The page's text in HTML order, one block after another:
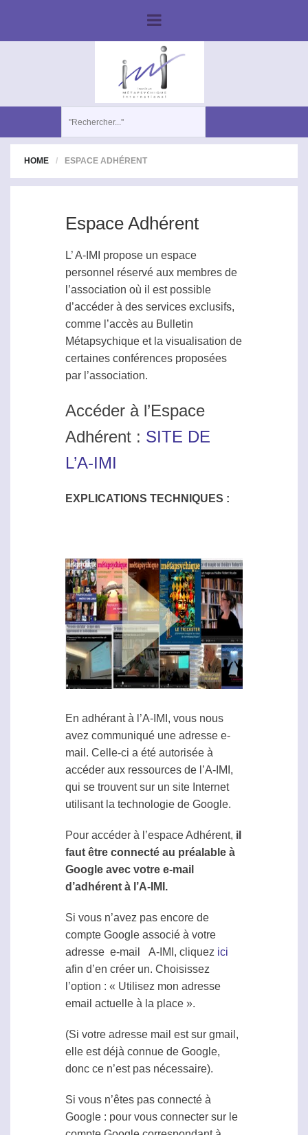
HOME ESPACE ADHÉRENT
Espace Adhérent
L’ A-IMI propose un espace
personnel réservé aux membres de
l’association où il est possible
d’accéder à des services exclusifs,
comme l’accès au Bulletin
Métapsychique et la visualisation de
certaines conférences proposées
par l’association.
Accéder à l’Espace
Adhérent : SITE DE
L’A-IMI
EXPLICATIONS TECHNIQUES :
En adhérant à l’A-IMI, vous nous
avez communiqué une adresse e-
mail. Celle-ci a été autorisée à
accéder aux ressources de l’A-IMI,
qui se trouvent sur un site Internet
utilisant la technologie de Google.
Pour accéder à l’espace Adhérent, il
faut être connecté au préalable à
Google avec votre e-mail
d’adhérent à l’A-IMI.
Si vous n’avez pas encore de
compte Google associé à votre
adresse e-mail A-IMI, cliquez ici
afin d’en créer un. Choisissez
l’option : « Utilisez mon adresse
email actuelle à la place ».
(Si votre adresse mail est sur gmail,
elle est déjà connue de Google,
donc ce n’est pas nécessaire).
Si vous n’êtes pas connecté à
Google : pour vous connecter sur le